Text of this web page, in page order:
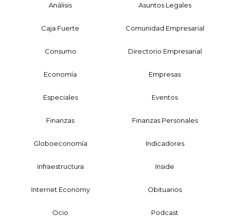
Análisis Asuntos Legales
Caja Fuerte Comunidad Empresarial
Consumo Directorio Empresarial
Economía Empresas
Especiales Eventos
Finanzas Finanzas Personales
Globoeconomía Indicadores
Infraestructura Inside
Internet Economy Obituarios
Ocio Podcast